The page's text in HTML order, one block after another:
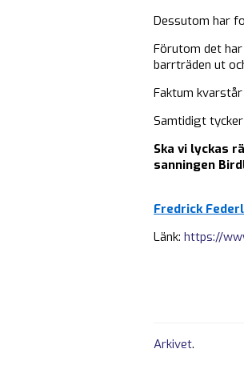
Dessutom har
Förutom det
barrträden ut
Faktum
Samtidigt
Ska vi lyckas
sanningen
Fredrick
Länk: https://
Arkivet.